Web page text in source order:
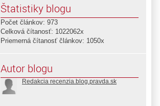
Štatistiky blogu
Počet článkov: 973
Celková čítanosť: 1022062x
Priemerná čítanosť článkov: 1050x
Autor blogu
Redakcia recenzia.blog.pravda.sk